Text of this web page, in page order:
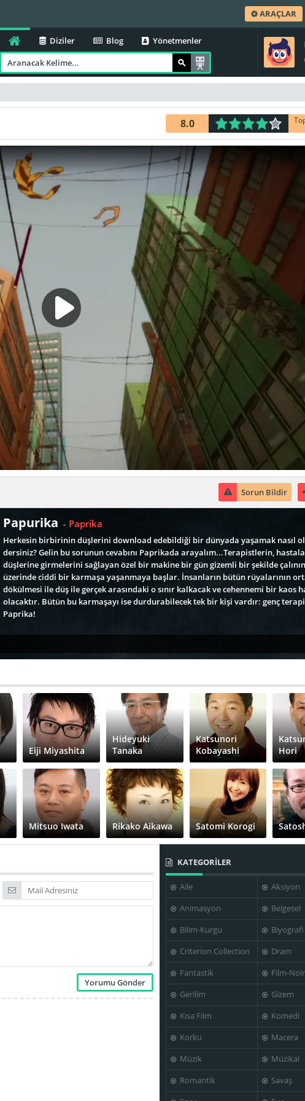
ARAÇLAR
Diziler Blog Yönetmenler
8.0
Sorun Bildir
Papurika - Paprika
Herkesin birbirinin düşlerini download edebildiği bir dünyada yaşamak nasıl
dersiniz? Gelin bu sorunun cevabını Paprikada arayalım...Terapistlerin,
düşlerine girmelerini sağlayan özel bir makine bir gün gizemli bir şekilde
üzerinde ciddi bir karmaşa yaşanmaya başlar. İnsanların bütün rüyalarının
dökülmesi ile düş ile gerçek arasındaki o sınır kalkacak ve cehennemi bir kaos
olacaktır. Bütün bu karmaşayı ise durdurabilecek tek bir kişi vardır: genç
Paprika!
Eiji Miyashita
Hideyuki
Tanaka
Katsunori
Kobayashi
Hori
Mitsuo Iwata Rikako Aikawa Satomi Korogi
Tohru Emori Toru Furuya
KATEGORİLER
Aile
Aksiyon
Animasyon
Belgesel
Bilim-Kurgu
Biyografi
Criterion Collection
Dram
Fantastik
Film-Noir
Gerilim
Gizem
Kısa Film
Komedi
Korku
Macera
Müzik
Müzikal
Romantik
Savaş